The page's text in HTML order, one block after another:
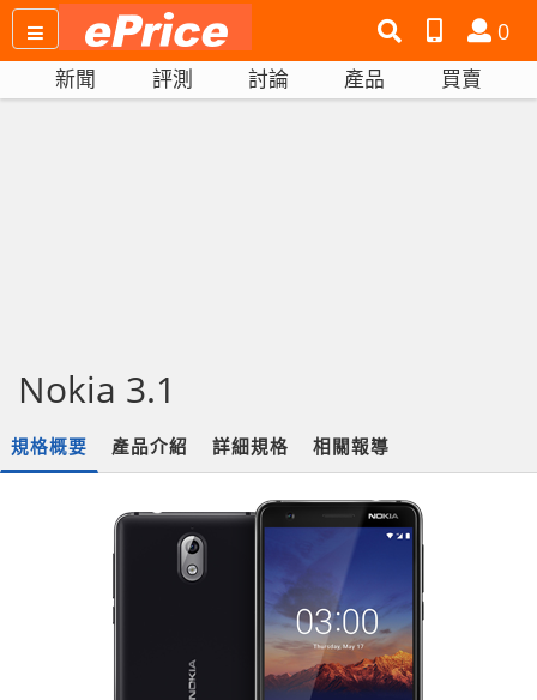
搜
尋
產
品
比
會
員
0
新聞 評測 討論 產品 買賣
Nokia 3.1
規格概要 產品介紹 詳細規格 相關報導